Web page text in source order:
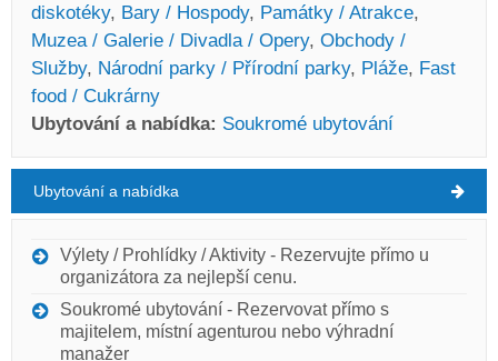
diskotéky, Bary / Hospody, Památky / Atrakce,
Muzea / Galerie / Divadla / Opery, Obchody /
Služby, Národní parky / Přírodní parky, Pláže, Fast
food / Cukrárny
Ubytování a nabídka: Soukromé ubytování
Severní Dalmácie Počasí
PÁTEK
Chorvatsko Severní Dalmácie
ZADAR
Turistická mapa
Ubytování a nabídka
Výlety / Prohlídky / Aktivity - Rezervujte přímo u
organizátora za nejlepší cenu.
Soukromé ubytování - Rezervovat přímo s
majitelem, místní agenturou nebo výhradní
manažer